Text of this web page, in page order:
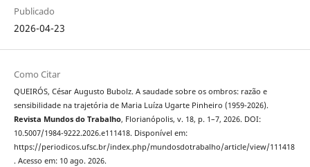
Publicado
2026-04-23
Como Citar
QUEIRÓS, César Augusto Bubolz. A saudade sobre os ombros: razão e
sensibilidade na trajetória de Maria Luíza Ugarte Pinheiro (1959-2026).
Revista Mundos do Trabalho, Florianópolis, v. 18, p. 1–7, 2026. DOI:
10.5007/1984-9222.2026.e111418. Disponível em:
https://periodicos.ufsc.br/index.php/mundosdotrabalho/article/view/111418
. Acesso em: 10 ago. 2026.